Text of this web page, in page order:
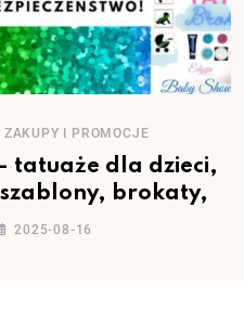
ZAKUPY I PROMOCJE
tatuaże dla dzieci,
brokaty,
2025-08-16